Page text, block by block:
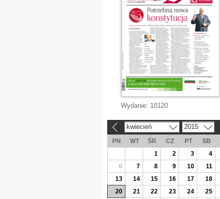
Wydanie: 10120
kwiecień 2015
PN WT ŚR CZ PT SB
1
2 3 4
6
7 8 9 10 11
13
14 15 16 17 18
20
21 22 23 24 25